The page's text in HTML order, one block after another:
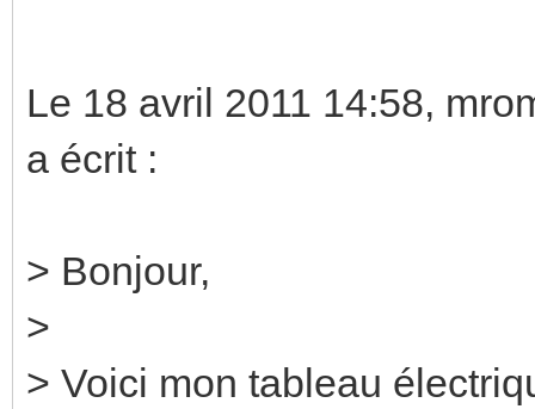
Le 18 avril 2011 14:58,
a écrit :
> Bonjour,
>
> Voici mon tableau